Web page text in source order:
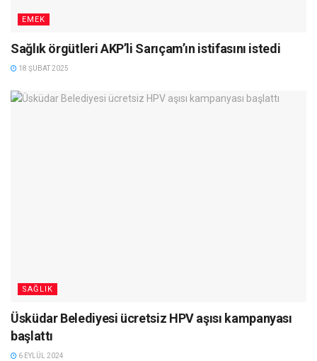
EMEK
Sağlık örgütleri AKP’li Sarıçam’ın istifasını istedi
18 ŞUBAT 2025
SAĞLIK
Üsküdar Belediyesi ücretsiz HPV aşısı kampanyası
başlattı
6 EYLÜL 2024